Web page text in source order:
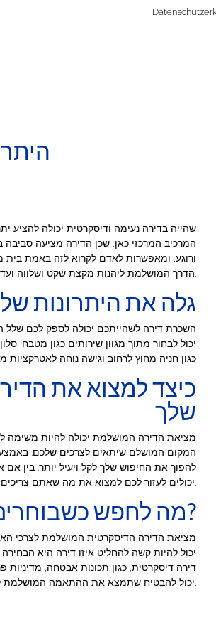
שהייה בדירה נעימה ודיסקרטית יכולה להציע
המרכיב המרכזי כאן, שכן הדירה מציעה סביבה
ורוגע, ומאפשרות לאדם לקרוא לזה באמת בית
הדרך המושלמת ליהנות מקצת שקט ושלווה ועדיין להיות קרובה לכל הנוחות של החיים.
גלה את היתרונות
השכרת דירה לשהייתכם יכולה לספק לכם שלל
יכול לבחור מתוך מגוון שירותים כגון מטבח,
כגון חניה מחוץ לרחוב וגישה נוחה לאטרקציות
כיצד למצוא את
שלך
מציאת הדירה המושלמת יכולה להיות משימה
המקום המושלם שיתאים לצרכים שלכם.
להפוך את החיפוש שלך לקל ויעיל יותר. בין
יכולים לעזור לכם למצוא את מה שאתם צריכים במהירות וביעילות.
מה לחפש כשבוחרים דירה דיסקרטית לצרכי האירוח שלך?
מציאת הדירה הדיסקרטית המושלמת לצרכי
יכול להיות קשה להחליט איזו דירה היא
דירה דיסקרטית, כגון תכונות אבטחה,
יכול להבטיח שתמצא את ההתאמה המושלמת לצרכים שלך.